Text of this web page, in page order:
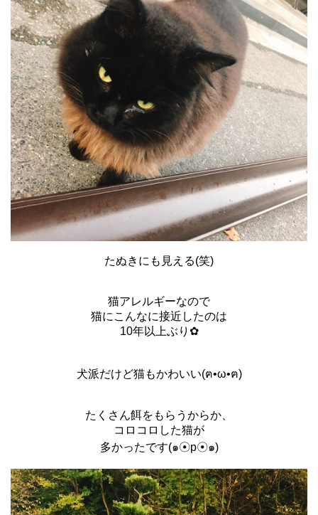
たぬきにも見える(笑)
猫アレルギーなので
猫にこんなに接近したのは
10年以上ぶり✿
犬派だけど猫もかわいい(ฅ•ω•ฅ)
たくさん餌をもらうからか、
コロコロした猫が
多かったです(๑☉p☉๑)